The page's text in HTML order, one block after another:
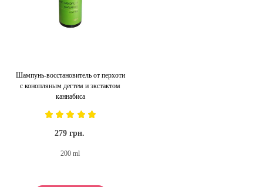
Шампунь-восстановитель от перхоти
с конопляным дегтем и экстактом
каннабиса
279 грн.
200 ml